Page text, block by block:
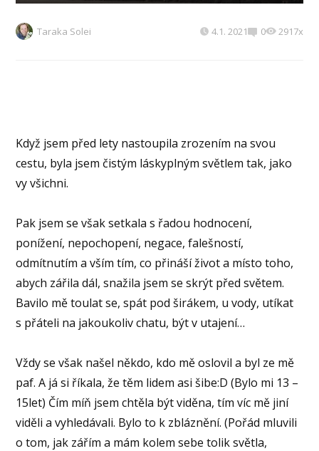
Taraka Solei 4.1. 2021 0 2917x
Když jsem před lety nastoupila zrozením na svou
cestu, byla jsem čistým láskyplným světlem tak, jako
vy všichni.
Pak jsem se však setkala s řadou hodnocení,
ponížení, nepochopení, negace, falešností,
odmítnutím a vším tím, co přináší život a místo toho,
abych zářila dál, snažila jsem se skrýt před světem.
Bavilo mě toulat se, spát pod širákem, u vody, utíkat
s přáteli na jakoukoliv chatu, být v utajení…
Vždy se však našel někdo, kdo mě oslovil a byl ze mě
paf. A já si říkala, že těm lidem asi šibe:D (Bylo mi 13 –
15let) Čím míň jsem chtěla být viděna, tím víc mě jiní
viděli a vyhledávali. Bylo to k zbláznění. (Pořád mluvili
o tom, jak zářím a mám kolem sebe tolik světla,